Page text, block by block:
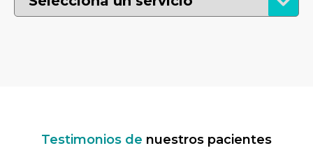
Testimonios de nuestros pacientes